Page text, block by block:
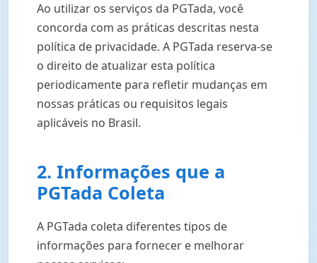
Ao utilizar os serviços da PGTada, você
concorda com as práticas descritas nesta
política de privacidade. A PGTada reserva-se
o direito de atualizar esta política
periodicamente para refletir mudanças em
nossas práticas ou requisitos legais
aplicáveis no Brasil.
2. Informações que a
PGTada Coleta
A PGTada coleta diferentes tipos de
informações para fornecer e melhorar